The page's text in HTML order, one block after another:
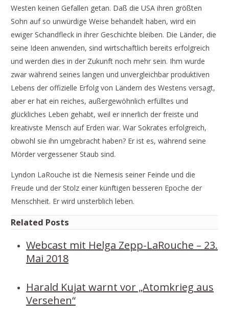
Westen keinen Gefallen getan. Daß die USA ihren größten
Sohn auf so unwürdige Weise behandelt haben, wird ein
ewiger Schandfleck in ihrer Geschichte bleiben. Die Länder, die
seine Ideen anwenden, sind wirtschaftlich bereits erfolgreich
und werden dies in der Zukunft noch mehr sein. Ihm wurde
zwar während seines langen und unvergleichbar produktiven
Lebens der offizielle Erfolg von Ländern des Westens versagt,
aber er hat ein reiches, außergewöhnlich erfülltes und
glückliches Leben gehabt, weil er innerlich der freiste und
kreativste Mensch auf Erden war. War Sokrates erfolgreich,
obwohl sie ihn umgebracht haben? Er ist es, während seine
Mörder vergessener Staub sind.
Lyndon LaRouche ist die Nemesis seiner Feinde und die
Freude und der Stolz einer künftigen besseren Epoche der
Menschheit. Er wird unsterblich leben.
Related Posts
Webcast mit Helga Zepp-LaRouche – 23.
Mai 2018
Harald Kujat warnt vor „Atomkrieg aus
Versehen“